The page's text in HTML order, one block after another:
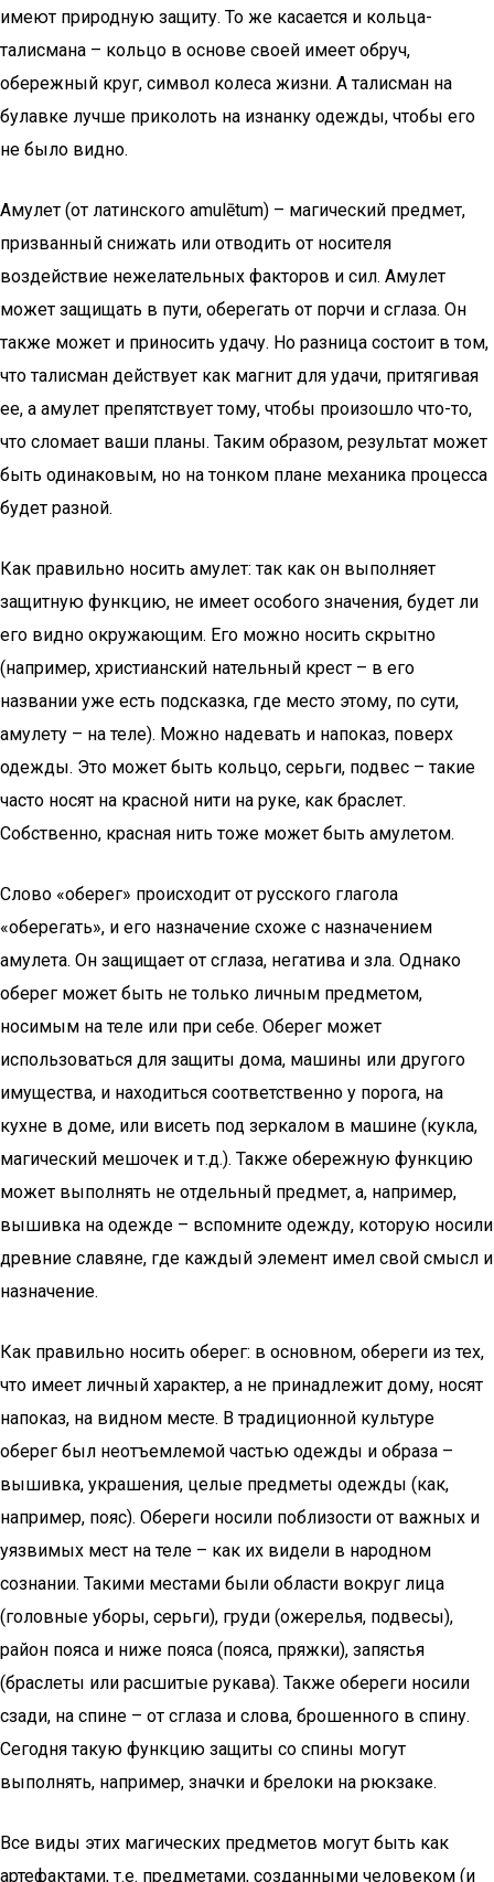
имеют природную защиту. То же касается и кольца-
талисмана – кольцо в основе своей имеет обруч,
обережный круг, символ колеса жизни. А талисман на
булавке лучше приколоть на изнанку одежды, чтобы его
не было видно.
Амулет (от латинского amulētum) – магический предмет,
призванный снижать или отводить от носителя
воздействие нежелательных факторов и сил. Амулет
может защищать в пути, оберегать от порчи и сглаза. Он
также может и приносить удачу. Но разница состоит в том,
что талисман действует как магнит для удачи, притягивая
ее, а амулет препятствует тому, чтобы произошло что-то,
что сломает ваши планы. Таким образом, результат может
быть одинаковым, но на тонком плане механика процесса
будет разной.
Как правильно носить амулет: так как он выполняет
защитную функцию, не имеет особого значения, будет ли
его видно окружающим. Его можно носить скрытно
(например, христианский нательный крест – в его
названии уже есть подсказка, где место этому, по сути,
амулету – на теле). Можно надевать и напоказ, поверх
одежды. Это может быть кольцо, серьги, подвес – такие
часто носят на красной нити на руке, как браслет.
Собственно, красная нить тоже может быть амулетом.
Слово «оберег» происходит от русского глагола
«оберегать», и его назначение схоже с назначением
амулета. Он защищает от сглаза, негатива и зла. Однако
оберег может быть не только личным предметом,
носимым на теле или при себе. Оберег может
использоваться для защиты дома, машины или другого
имущества, и находиться соответственно у порога, на
кухне в доме, или висеть под зеркалом в машине (кукла,
магический мешочек и т.д.). Также обережную функцию
может выполнять не отдельный предмет, а, например,
вышивка на одежде – вспомните одежду, которую носили
древние славяне, где каждый элемент имел свой смысл и
назначение.
Как правильно носить оберег: в основном, обереги из тех,
что имеет личный характер, а не принадлежит дому, носят
напоказ, на видном месте. В традиционной культуре
оберег был неотъемлемой частью одежды и образа –
вышивка, украшения, целые предметы одежды (как,
например, пояс). Обереги носили поблизости от важных и
уязвимых мест на теле – как их видели в народном
сознании. Такими местами были области вокруг лица
(головные уборы, серьги), груди (ожерелья, подвесы),
район пояса и ниже пояса (пояса, пряжки), запястья
(браслеты или расшитые рукава). Также обереги носили
сзади, на спине – от сглаза и слова, брошенного в спину.
Сегодня такую функцию защиты со спины могут
выполнять, например, значки и брелоки на рюкзаке.
Все виды этих магических предметов могут быть как
артефактами, т.е. предметами, созданными человеком (и